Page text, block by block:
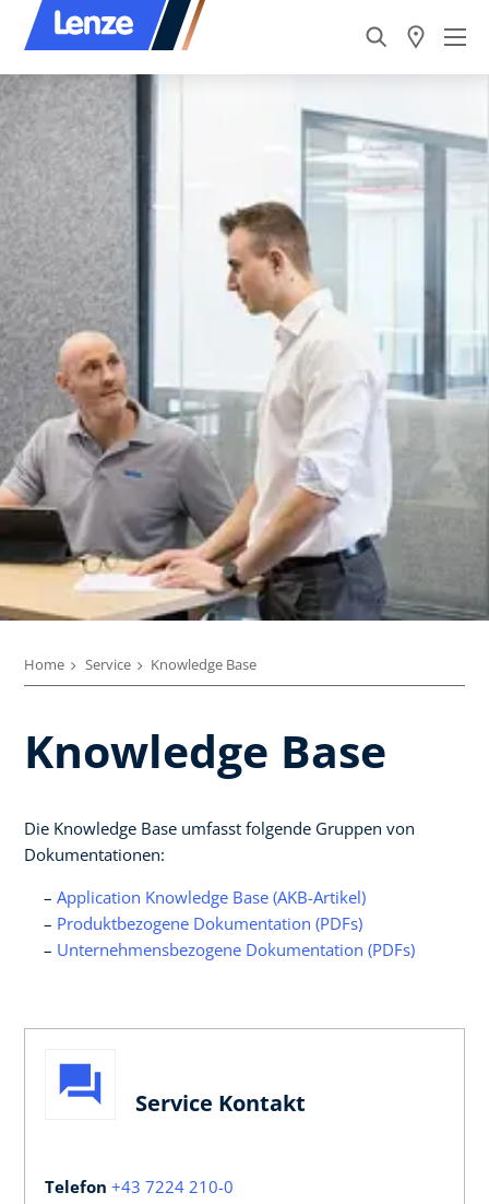
Home Service Knowledge Base
Knowledge Base
Die Knowledge Base umfasst folgende Gruppen von
Dokumentationen:
Application Knowledge Base (AKB-Artikel)
Produktbezogene Dokumentation (PDFs)
Unternehmensbezogene Dokumentation (PDFs)
Service Kontakt
Telefon +43 7224 210-0